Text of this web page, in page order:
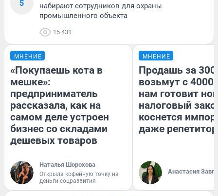
5
набирают сотрудников для охраны
промышленного объекта
15 431
МНЕНИЕ
«Покупаешь кота в
мешке»:
предприниматель
рассказала, как на
самом деле устроен
бизнес со складами
дешевых товаров
Наталья Шорохова
Открыла кофейную точку на
деньги соцразвития
МНЕНИЕ
Продашь за
возьмут с
нам готовит
налоговый
коснется
даже
Анастасия